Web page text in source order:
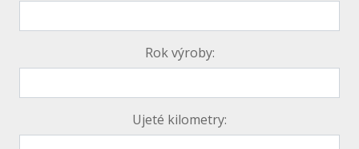
Rok výroby:
Ujeté kilometry: